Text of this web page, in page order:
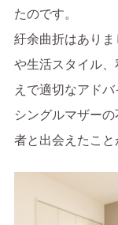
たのです。
紆余曲折はあり
や生活スタイル
えで適切なアド
シングルマザー
者と出会えたこと